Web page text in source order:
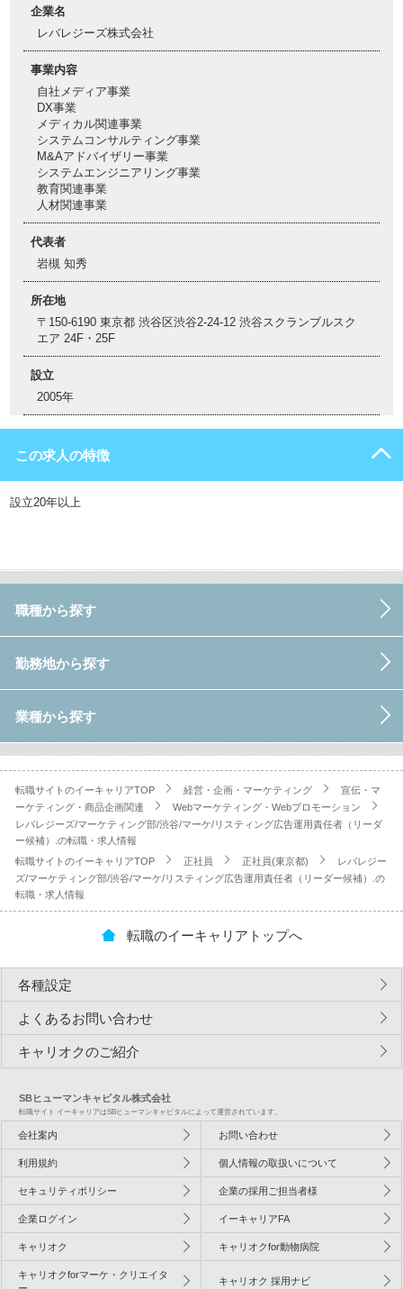
企業名
レバレジーズ株式会社
事業内容
自社メディア事業
DX事業
メディカル関連事業
システムコンサルティング事業
M&Aアドバイザリー事業
システムエンジニアリング事業
教育関連事業
人材関連事業
代表者
岩槻 知秀
所在地
〒150-6190 東京都 渋谷区渋谷2-24-12 渋谷スクランブルスク
エア 24F・25F
設立
2005年
この求人の特徴
設立20年以上
職種から探す
勤務地から探す
業種から探す
転職サイトのイーキャリアTOP 経営・企画・マーケティング
宣伝・マ
ーケティング・商品企画関連
Webマーケティング・Webプロモーション
レバレジーズ/マーケティング部/渋谷/マーケ/リスティング広告運用責任者（リーダ
ー候補）.の転職・求人情報
転職サイトのイーキャリアTOP
正社員 正社員(東京都)
レバレジー
ズ/マーケティング部/渋谷/マーケ/リスティング広告運用責任者（リーダー候補）.の
転職・求人情報
転職のイーキャリアトップへ
各種設定
よくあるお問い合わせ
キャリオクのご紹介
SBヒューマンキャピタル株式会社
転職サイト イーキャリアはSBヒューマンキャピタルによって運営されています。
会社案内 お問い合わせ
利用規約 個人情報の取扱いについて
セキュリティポリシー 企業の採用ご担当者様
企業ログイン イーキャリアFA
キャリオク キャリオクfor動物病院
キャリオクforマーケ・クリエイタ
キャリオク 採用ナビ